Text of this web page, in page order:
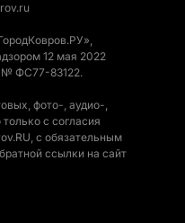
12 мая 2022
№ ФС77-83122.
фото-, аудио-,
с согласия
с обязательным
ссылки на сайт